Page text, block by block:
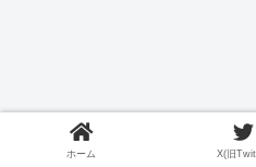
ホーム X(旧